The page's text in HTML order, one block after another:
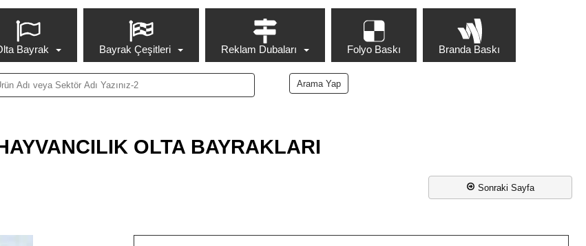
Bayrak Bayrak Çeşitleri Reklam Dubaları Folyo Baskı Branda Baskı
OLTA BAYRAKLARI
Sonraki Sayfa